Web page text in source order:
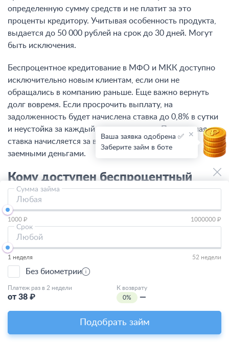
Любая
Сумма займа
1000 ₽ 1000000 ₽
Любой
Срок
1 неделя 52 недели
Без биометрии
Платеж раз в 2 недели
от38 ₽
К возврату
0%
—
Подобрать займ
определенную сумму средств и не платит за это
проценты кредитору. Учитывая особенность продукта,
выдается до 50 000 рублей на срок до 30 дней. Могут
быть исключения.
Беспроцентное кредитование в МФО и МКК доступно
исключительно новым клиентам, если они не
обращались в компанию раньше. Еще важно вернуть
долг вовремя. Если просрочить выплату, на
задолженность будет начислена ставка до 0,8% в сутки
и неустойка за каждый день просрочки. Процентная
ставка начисляется за весь период пользования
заемными деньгами.
Кому доступен беспроцентный
займ в Саратове
Оформить денежную ссуду могут заемщики с
российским гражданством, постоянной или временной
пропиской в любом регионе России. Обязательно быть
трудоустроенным и получать зарплату. Подтверждать
данные о доходе не требуется.
Микрокредитные компании лояльно относятся к
клиентам с просрочками и непогашенными долгами.
Желательно, чтобы показатель долговой нагрузки не
превышал 60% от официального дохода. Иначе в
кредитовании могут отказать.
Ваша заявка одобрена ✅
Заберите займ в боте